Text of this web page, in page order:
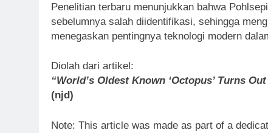
Penelitian terbaru menunjukkan bahwa
sebelumnya salah diidentifikasi, sehingga
menegaskan pentingnya teknologi modern
Diolah dari artikel:
“World’s Oldest Known ‘Octopus’ Turns
(njd)
Note: This article was made as part of a